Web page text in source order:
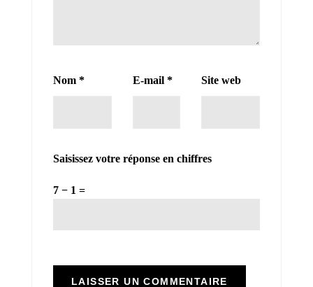
Nom * E-mail * Site web
Saisissez votre réponse en chiffres
7 − 1 =